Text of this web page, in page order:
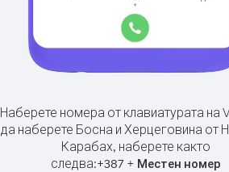
Наберете номера от клавиатурата на
да наберете Босна и Херцеговина от
Карабах, наберете както
следва:+387+ Местен номер